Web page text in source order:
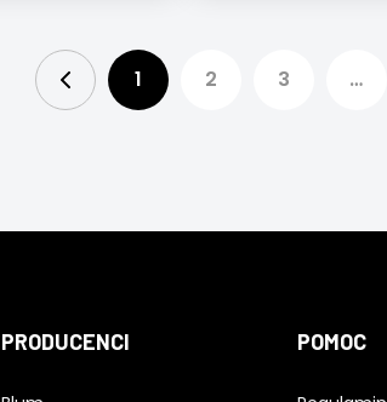
1 2 3 …
PRODUCENCI POMOC